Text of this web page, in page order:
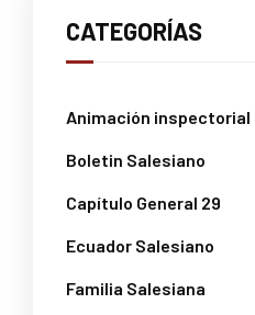
CATEGORÍAS
Animación inspectorial
Boletin Salesiano
Capítulo General 29
Ecuador Salesiano
Familia Salesiana